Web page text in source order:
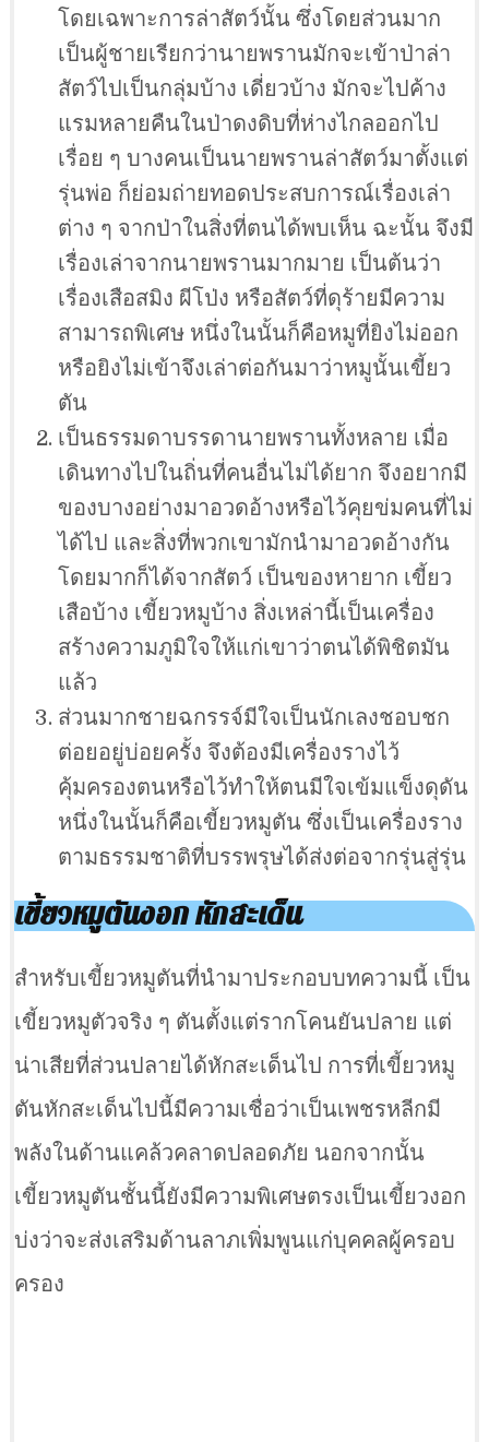
โดยเฉพาะการล่าสัตว์นั้น ซึ่งโดยส่วนมาก
เป็นผู้ชายเรียกว่านายพรานมักจะเข้าป่าล่า
สัตว์ไปเป็นกลุ่มบ้าง เดี่ยวบ้าง มักจะไปค้าง
แรมหลายคืนในป่าดงดิบที่ห่างไกลออกไป
เรื่อย ๆ บางคนเป็นนายพรานล่าสัตว์มาตั้งแต่
รุ่นพ่อ ก็ย่อมถ่ายทอดประสบการณ์เรื่องเล่า
ต่าง ๆ จากป่าในสิ่งที่ตนได้พบเห็น ฉะนั้น จึงมี
เรื่องเล่าจากนายพรานมากมาย เป็นต้นว่า
เรื่องเสือสมิง ผีโป่ง หรือสัตว์ที่ดุร้ายมีความ
สามารถพิเศษ หนึ่งในนั้นก็คือหมูที่ยิงไม่ออก
หรือยิงไม่เข้าจึงเล่าต่อกันมาว่าหมูนั้นเขี้ยว
ตัน
เป็นธรรมดาบรรดานายพรานทั้งหลาย เมื่อ
เดินทางไปในถิ่นที่คนอื่นไม่ได้ยาก จึงอยากมี
ของบางอย่างมาอวดอ้างหรือไว้คุยข่มคนที่ไม่
ได้ไป และสิ่งที่พวกเขามักนำมาอวดอ้างกัน
โดยมากก็ได้จากสัตว์ เป็นของหายาก เขี้ยว
เสือบ้าง เขี้ยวหมูบ้าง สิ่งเหล่านี้เป็นเครื่อง
สร้างความภูมิใจให้แก่เขาว่าตนได้พิชิตมัน
แล้ว
ส่วนมากชายฉกรรจ์มีใจเป็นนักเลงชอบชก
ต่อยอยู่บ่อยครั้ง จึงต้องมีเครื่องรางไว้
คุ้มครองตนหรือไว้ทำให้ตนมีใจเข้มแข็งดุดัน
หนึ่งในนั้นก็คือเขี้ยวหมูตัน ซึ่งเป็นเครื่องราง
ตามธรรมชาติที่บรรพรุษได้ส่งต่อจากรุ่นสู่รุ่น
เขี้ยวหมูตันงอก หักสะเด็น
สำหรับเขี้ยวหมูตันที่นำมาประกอบบทความนี้ เป็น
เขี้ยวหมูตัวจริง ๆ ตันตั้งแต่รากโคนยันปลาย แต่
น่าเสียที่ส่วนปลายได้หักสะเด็นไป การที่เขี้ยวหมู
ตันหักสะเด็นไปนี้มีความเชื่อว่าเป็นเพชรหลีกมี
พลังในด้านแคล้วคลาดปลอดภัย นอกจากนั้น
เขี้ยวหมูตันชั้นนี้ยังมีความพิเศษตรงเป็นเขี้ยวงอก
บ่งว่าจะส่งเสริมด้านลาภเพิ่มพูนแก่บุคคลผู้ครอบ
ครอง